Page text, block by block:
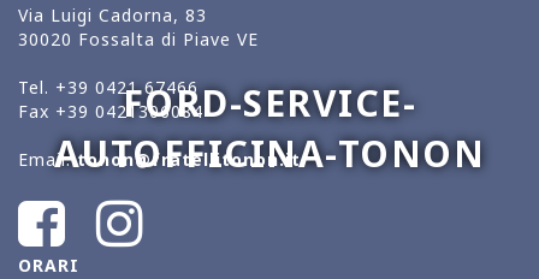
FORD-SERVICE-
AUTOFFICINA-TONON
Via Luigi Cadorna, 83
30020 Fossalta di Piave VE
Tel. +39 0421 67466
Fax +39 0421306084
Email.tonon@fratellitonon.it
ORARI